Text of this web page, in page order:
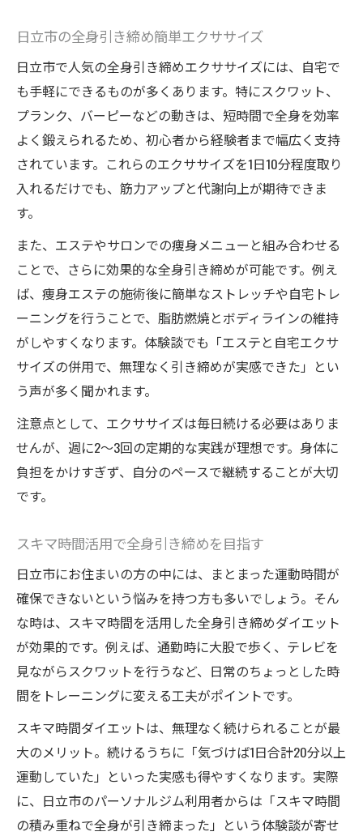
日立市の全身引き締め簡単エクササイズ
日立市で人気の全身引き締めエクササイズには、自宅で
も手軽にできるものが多くあります。特にスクワット、
プランク、バーピーなどの動きは、短時間で全身を効率
よく鍛えられるため、初心者から経験者まで幅広く支持
されています。これらのエクササイズを1日10分程度取り
入れるだけでも、筋力アップと代謝向上が期待できま
す。
また、エステやサロンでの痩身メニューと組み合わせる
ことで、さらに効果的な全身引き締めが可能です。例え
ば、痩身エステの施術後に簡単なストレッチや自宅トレ
ーニングを行うことで、脂肪燃焼とボディラインの維持
がしやすくなります。体験談でも「エステと自宅エクサ
サイズの併用で、無理なく引き締めが実感できた」とい
う声が多く聞かれます。
注意点として、エクササイズは毎日続ける必要はありま
せんが、週に2～3回の定期的な実践が理想です。身体に
負担をかけすぎず、自分のペースで継続することが大切
です。
スキマ時間活用で全身引き締めを目指す
日立市にお住まいの方の中には、まとまった運動時間が
確保できないという悩みを持つ方も多いでしょう。そん
な時は、スキマ時間を活用した全身引き締めダイエット
が効果的です。例えば、通勤時に大股で歩く、テレビを
見ながらスクワットを行うなど、日常のちょっとした時
間をトレーニングに変える工夫がポイントです。
スキマ時間ダイエットは、無理なく続けられることが最
大のメリット。続けるうちに「気づけば1日合計20分以上
運動していた」といった実感も得やすくなります。実際
に、日立市のパーソナルジム利用者からは「スキマ時間
の積み重ねで全身が引き締まった」という体験談が寄せ